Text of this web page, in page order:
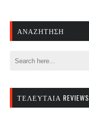
ΑΝΑΖΉΤΗΣΗ
ΤΕΛΕΥΤΑΊΑ REVIEWS